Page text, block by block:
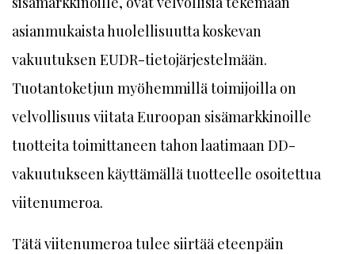
asianmukaista huolellisuutta koskevan
vakuutuksen EUDR-tietojärjestelmään.
Tuotantoketjun myöhemmillä toimijoilla on
velvollisuus viitata Euroopan sisämarkkinoille
tuotteita toimittaneen tahon laatimaan DD-
vakuutukseen käyttämällä tuotteelle osoitettua
viitenumeroa.
Tätä viitenumeroa tulee siirtää eteenpäin